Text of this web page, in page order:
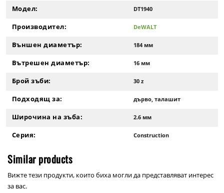
Модел: DT1940
Производител: DeWALT
Външен диаметър: 184 мм
Вътрешен диаметър: 16 мм
Брой зъби: 30 z
Подходящ за: дърво, талашит
Широчина на зъба: 2.6 мм
Серия: Construction
Similar products
Вижте тези продукти, които биха могли да представляват интерес
за вас.